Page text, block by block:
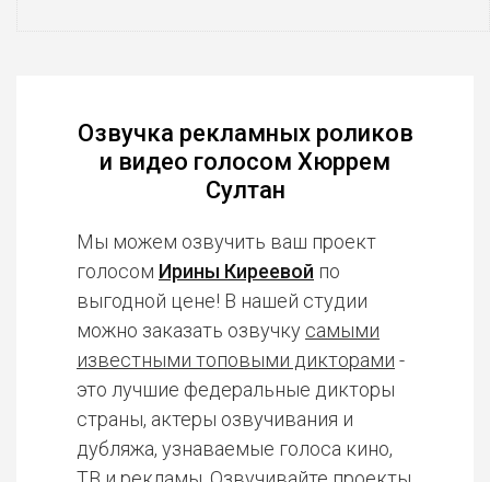
Озвучка рекламных роликов
и видео голосом Хюррем
Султан
Мы можем озвучить ваш проект
голосом Ирины Киреевой по
выгодной цене! В нашей студии
можно заказать озвучку самыми
известными топовыми дикторами -
это лучшие федеральные дикторы
страны, актеры озвучивания и
дубляжа, узнаваемые голоса кино,